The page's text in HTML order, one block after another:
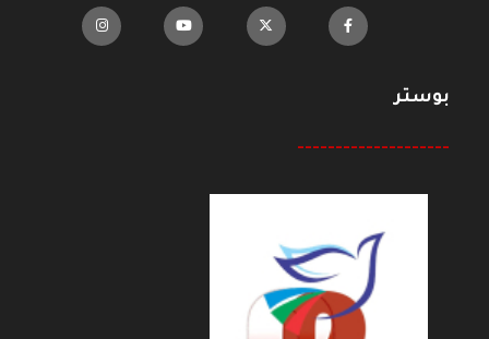
بوستر
--------------------